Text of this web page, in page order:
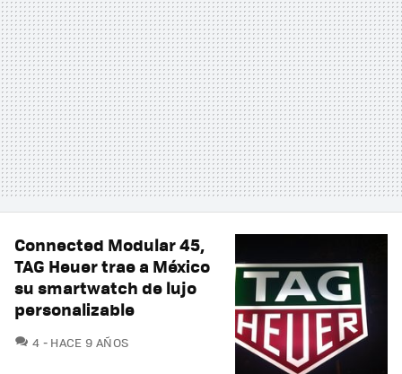
Connected Modular 45,
TAG Heuer trae a México
su smartwatch de lujo
personalizable
4 COMENTARIOS
HACE 9 AÑOS